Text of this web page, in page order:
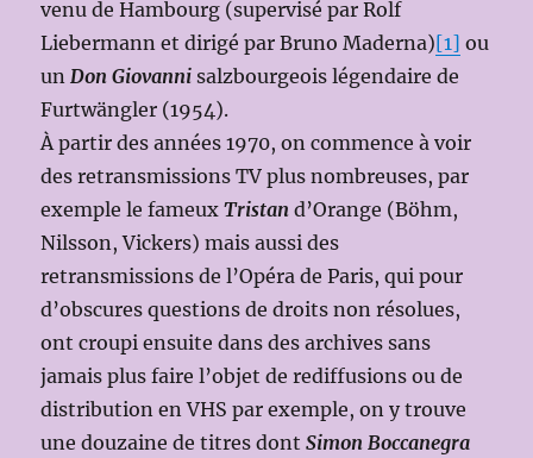
venu de Hambourg (supervisé par Rolf
Liebermann et dirigé par Bruno Maderna)[1] ou
unDon Giovanni salzbourgeois légendaire de
Furtwängler (1954).
À partir des années 1970, on commence à voir
des retransmissions TV plus nombreuses, par
exemple le fameuxTristan d’Orange (Böhm,
Nilsson, Vickers) mais aussi des
retransmissions de l’Opéra de Paris, qui pour
d’obscures questions de droits non résolues,
ont croupi ensuite dans des archives sans
jamais plus faire l’objet de rediffusions ou de
distribution en VHS par exemple, on y trouve
une douzaine de titres dontSimon Boccanegra